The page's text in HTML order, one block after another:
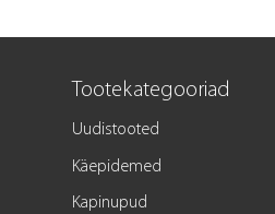
Tootekategooriad
Uudistooted
Käepidemed
Kapinupud